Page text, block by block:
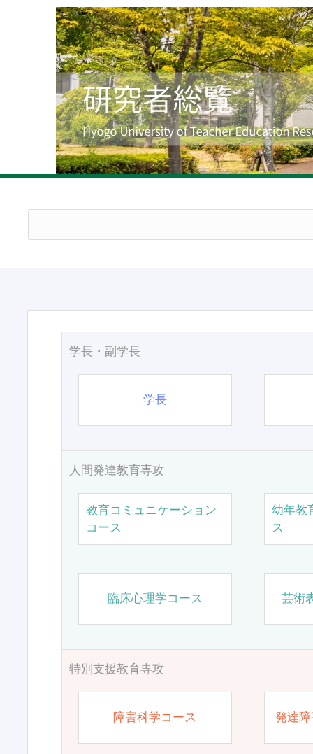
学長・副学長
学長
人間発達教育専攻
教育コミュニケーション
コース
幼年教
ス
臨床心理学コース 芸術
特別支援教育専攻
障害科学コース 発達